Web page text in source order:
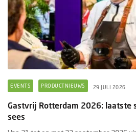
EVENTS PRODUCTNIEUWS 29 JULI 2026
Gastvrij Rotterdam 2026: laatste
sees